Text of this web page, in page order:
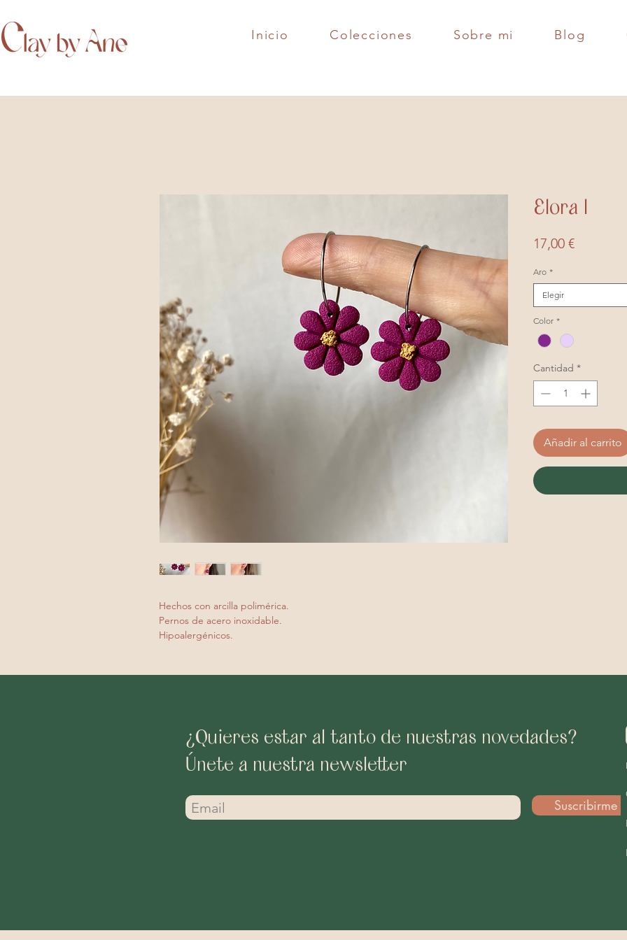
Inicio Colecciones Sobre mi Blog
Hechos con arcilla polimérica.
Pernos de acero inoxidable.
Hipoalergénicos.
Elora l
17,00 €Precio
Aro *
Elegir
Color *
Cantidad *
Añadir al carrito
¿Quieres estar al tanto de nuestras novedades?
Únete a nuestra newsletter
Suscribirme